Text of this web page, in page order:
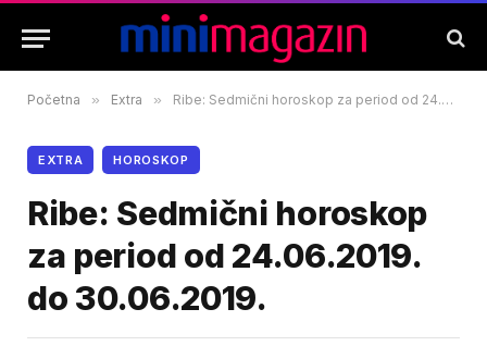
Početna » Extra » Ribe: Sedmični horoskop za period od 24.06.2019. do 30.06.2019.
EXTRA HOROSKOP
Ribe: Sedmični horoskop
za period od 24.06.2019.
do 30.06.2019.